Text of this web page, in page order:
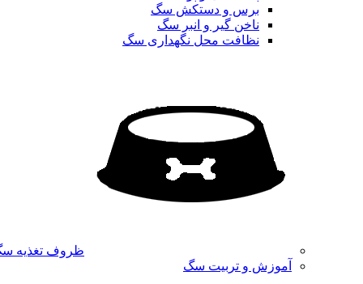
برس و دستکش سگ
ناخن گیر و انبر سگ
نظافت محل نگهداری سگ
ظروف تغذیه
آموزش و تربیت سگ